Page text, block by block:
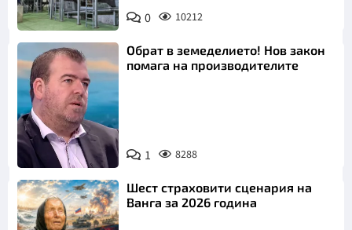
0 10212
Снимка: бТВ
Обрат в земеделието! Нов закон
помага на производителите
1 8288
Шест страховити сценария на
Ванга за 2026 година